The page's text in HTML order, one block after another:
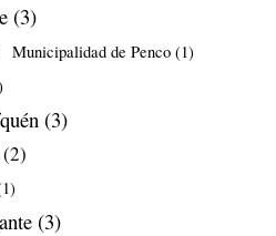
(3)
Municipalidad de Penco (1)
(3)
(2)
(3)